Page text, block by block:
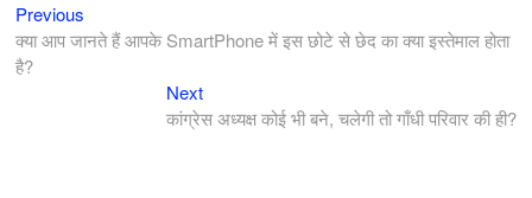
पोस्ट
नेविगेशन
Previous
post:
क्या आप जानते हैं आपके SmartPhone में इस छोटे से छेद का क्या इस्तेमाल होता
है?
NextNext
post:
कांग्रेस अध्यक्ष कोई भी बने, चलेगी तो गाँधी परिवार की ही?